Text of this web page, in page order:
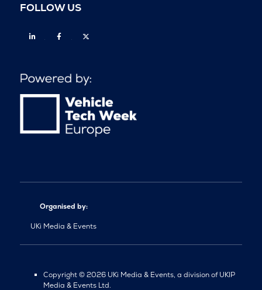
FOLLOW US
Linkedin Facebook
Organised by:
UKi Media & Events
Copyright © 2026 UKi Media & Events, a division of UKIP
Media & Events Ltd.